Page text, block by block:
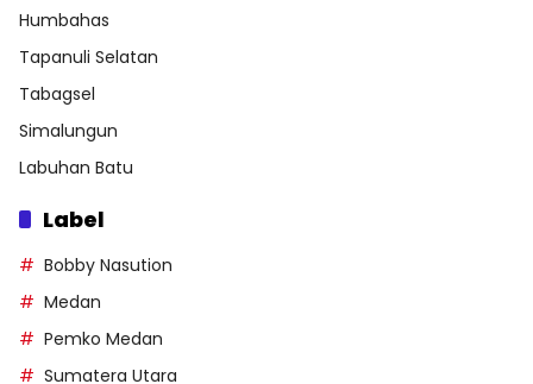
Humbahas
Tapanuli Selatan
Tabagsel
Simalungun
Labuhan Batu
Label
Bobby Nasution
Medan
Pemko Medan
Sumatera Utara